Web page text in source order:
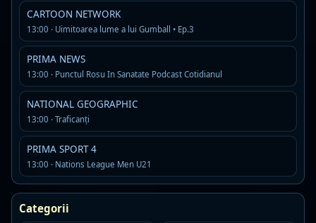
CARTOON NETWORK
13:00 · Uimitoarea lume a lui Gumball • Ep.3
PRIMA NEWS
13:00 · Punctul Rosu In Sanatate Podcast Cotidianul
NATIONAL GEOGRAPHIC
13:00 · Traficanți
PRIMA SPORT 4
13:00 · Nations League Men U21
Categorii
R
RADIO Petrecere
MP3 · 128 kbps
manele si petrecere
Asculta
Detalii
Super FM
MP3 · 192 kbps
Asculta Detalii
D
DJ Radio Romania
MP3 · 128 kbps